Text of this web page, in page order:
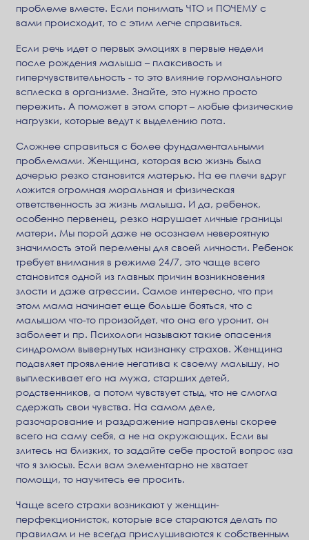
проблеме вместе. Если понимать ЧТО и ПОЧЕМУ с
вами происходит, то с этим легче справиться.
Если речь идет о первых эмоциях в первые недели
после рождения малыша – плаксивость и
гиперчувствительность - то это влияние гормонального
всплеска в организме. Знайте, это нужно просто
пережить. А поможет в этом спорт – любые физические
нагрузки, которые ведут к выделению пота.
Сложнее справиться с более фундаментальными
проблемами. Женщина, которая всю жизнь была
дочерью резко становится матерью. На ее плечи вдруг
ложится огромная моральная и физическая
ответственность за жизнь малыша. И да, ребенок,
особенно первенец, резко нарушает личные границы
матери. Мы порой даже не осознаем невероятную
значимость этой перемены для своей личности. Ребенок
требует внимания в режиме 24/7, это чаще всего
становится одной из главных причин возникновения
злости и даже агрессии. Самое интересно, что при
этом мама начинает еще больше бояться, что с
малышом что-то произойдет, что она его уронит, он
заболеет и пр. Психологи называют такие опасения
синдромом вывернутых наизнанку страхов. Женщина
подавляет проявление негатива к своему малышу, но
выплескивает его на мужа, старших детей,
родственников, а потом чувствует стыд, что не смогла
сдержать свои чувства. На самом деле,
разочарование и раздражение направлены скорее
всего на саму себя, а не на окружающих. Если вы
злитесь на близких, то задайте себе простой вопрос «за
что я злюсь». Если вам элементарно не хватает
помощи, то научитесь ее просить.
Чаще всего страхи возникают у женщин-
перфекционисток, которые все стараются делать по
правилам и не всегда прислушиваются к собственным